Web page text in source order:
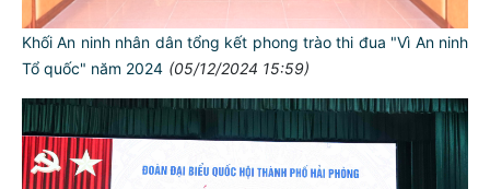
Khối An ninh nhân dân tổng kết phong trào thi đua "Vì An ninh
Tổ quốc" năm 2024 (05/12/2024 15:59)